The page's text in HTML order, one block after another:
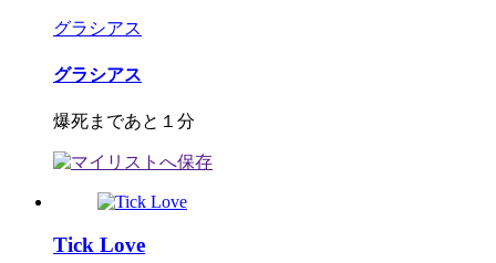
グラシアス
グラシアス
爆死まであと１分
Tick Love